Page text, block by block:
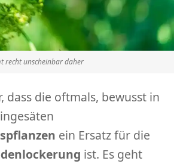
recht unscheinbar daher
dass die oftmals, bewusst in
ein Ersatz für die
ist. Es geht